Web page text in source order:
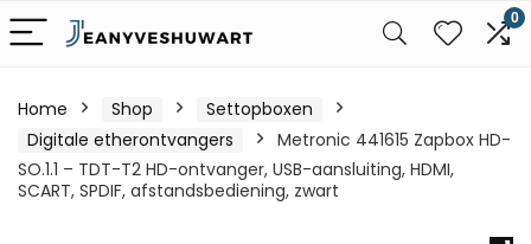
0
Home Shop
Settopboxen
Digitale etherontvangers
Metronic 441615 Zapbox HD-
SO.1.1 – TDT-T2 HD-ontvanger, USB-aansluiting, HDMI,
SCART, SPDIF, afstandsbediening, zwart